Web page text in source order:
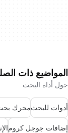
المواضيع ذات
حول أداة البحث
أدوات للبحثمحرك بحث
إضافات جوجل كروم